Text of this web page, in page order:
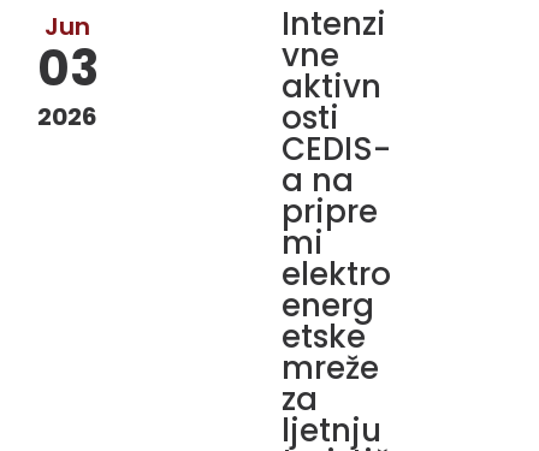
Jun
03
2026
Intenzi
vne
aktivn
osti
CEDIS-
a na
pripre
mi
elektro
energ
etske
mreže
za
ljetnju